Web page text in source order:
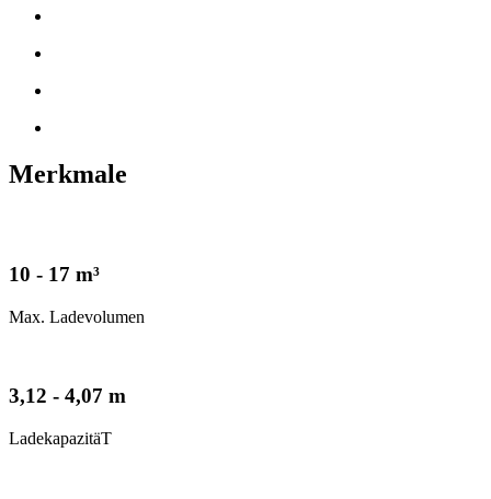
Merkmale
10 - 17 m³
Max. Ladevolumen
3,12 - 4,07 m
LadekapazitäT